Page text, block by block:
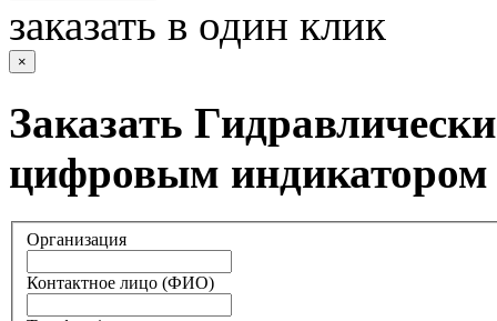
заказать в один клик
×
Заказать
цифровым индикатором
Организация
Контактное лицо (ФИО)